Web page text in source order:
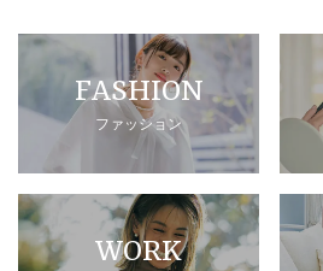
FASHION
ファッション
WORK